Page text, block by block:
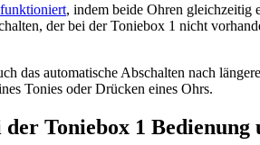
, indem beide Ohren gleichzeitig
der bei der Toniebox 1 nicht
das automatische Abschalten nach
Tonies oder Drücken eines Ohrs.
Toniebox 1 Bedienung